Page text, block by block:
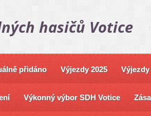
hasičů Votice
přidáno Výjezdy 2025 Výjezdy
Výkonný výbor SDH Votice